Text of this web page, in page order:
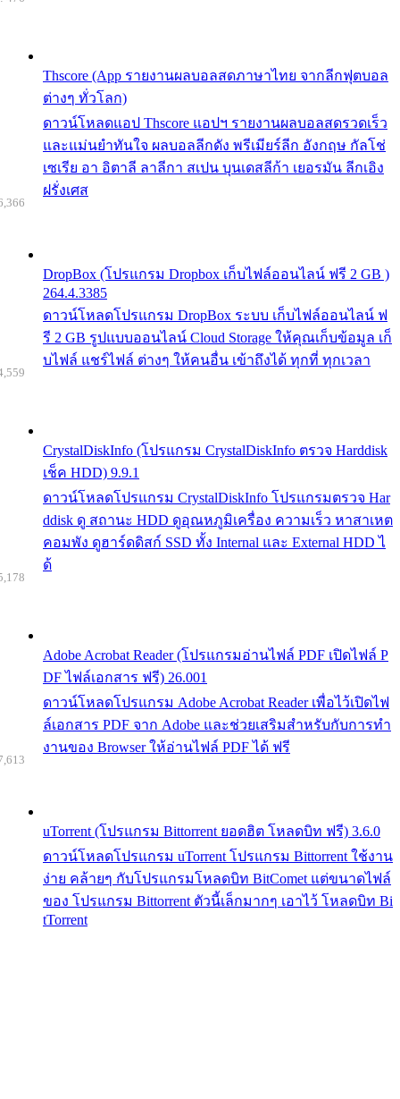
Thscore (App รายงานผลบอลสดภาษาไทย จากลีกฟุตบอล
ต่างๆ ทั่วโลก)
ดาวน์โหลดแอป Thscore แอปฯ รายงานผลบอลสดรวดเร็ว
และแม่นยำทันใจ ผลบอลลีกดัง พรีเมียร์ลีก อังกฤษ กัลโช่
เซเรีย อา อิตาลี ลาลีกา สเปน บุนเดสลีก้า เยอรมัน ลีกเอิง
ฝรั่งเศส
DropBox (โปรแกรม Dropbox เก็บไฟล์ออนไลน์ ฟรี 2 GB )
264.4.3385
ดาวน์โหลดโปรแกรม DropBox ระบบ เก็บไฟล์ออนไลน์ ฟ
รี 2 GB รูปแบบออนไลน์ Cloud Storage ให้คุณเก็บข้อมูล เก็
บไฟล์ แชร์ไฟล์ ต่างๆ ให้คนอื่น เข้าถึงได้ ทุกที่ ทุกเวลา
CrystalDiskInfo (โปรแกรม CrystalDiskInfo ตรวจ Harddisk
เช็ค HDD) 9.9.1
ดาวน์โหลดโปรแกรม CrystalDiskInfo โปรแกรมตรวจ Har
ddisk ดู สถานะ HDD ดูอุณหภูมิเครื่อง ความเร็ว หาสาเหต
คอมพัง ดูฮาร์ดดิสก์ SSD ทั้ง Internal และ External HDD ไ
ด้
Adobe Acrobat Reader (โปรแกรมอ่านไฟล์ PDF เปิดไฟล์ P
DF ไฟล์เอกสาร ฟรี) 26.001
ดาวน์โหลดโปรแกรม Adobe Acrobat Reader เพื่อไว้เปิดไฟ
ล์เอกสาร PDF จาก Adobe และช่วยเสริมสำหรับกับการทำ
งานของ Browser ให้อ่านไฟล์ PDF ได้ ฟรี
uTorrent (โปรแกรม Bittorrent ยอดฮิต โหลดบิท ฟรี) 3.6.0
ดาวน์โหลดโปรแกรม uTorrent โปรแกรม Bittorrent ใช้งาน
ง่าย คล้ายๆ กับโปรแกรมโหลดบิท BitComet แต่ขนาดไฟล์
ของ โปรแกรม Bittorrent ตัวนี้เล็กมากๆ เอาไว้ โหลดบิท Bi
tTorrent